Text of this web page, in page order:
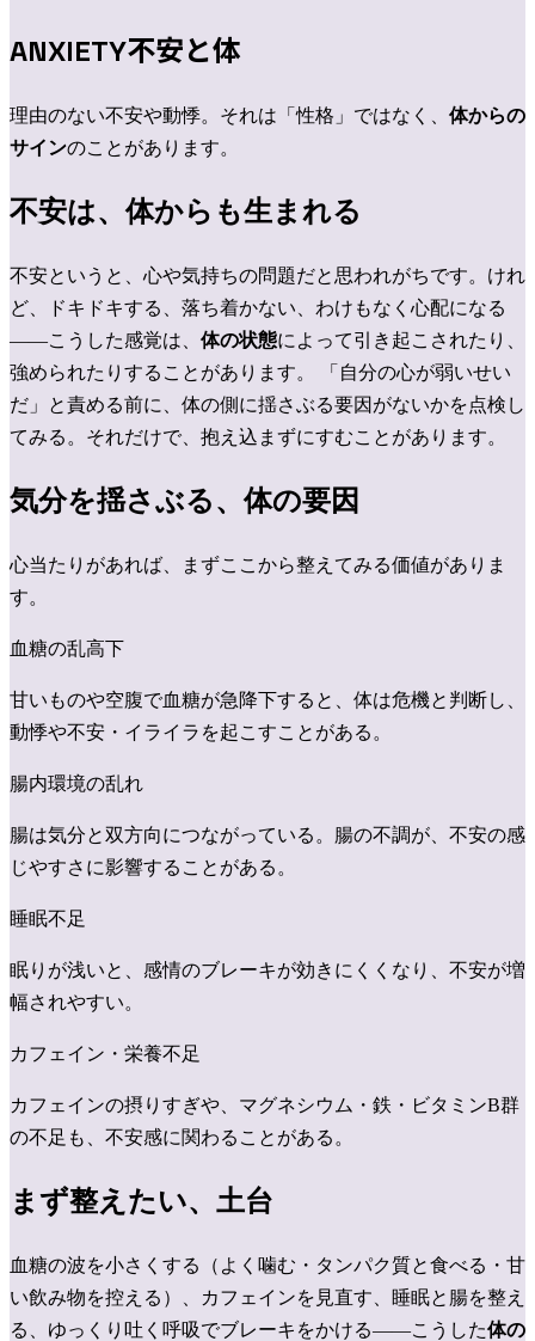
ANXIETY不安と体
理由のない不安や動悸。それは「性格」ではなく、 体からの
サインのことがあります。
不安は、体からも生まれる
不安というと、心や気持ちの問題だと思われがちです。けれ
ど、ドキドキする、落ち着かない、わけもなく心配になる
——こうした感覚は、 体の状態によって引き起こされたり、
強められたりすることがあります。
「自分の心が弱いせい
だ」と責める前に、体の側に揺さぶる要因がないかを点検し
てみる。それだけで、抱え込まずにすむことがあります。
気分を揺さぶる、体の要因
心当たりがあれば、まずここから整えてみる価値がありま
す。
血糖の乱高下
甘いものや空腹で血糖が急降下すると、体は危機と判断し、
動悸や不安・イライラを起こすことがある。
腸内環境の乱れ
腸は気分と双方向につながっている。腸の不調が、不安の感
じやすさに影響することがある。
睡眠不足
眠りが浅いと、感情のブレーキが効きにくくなり、不安が増
幅されやすい。
カフェイン・栄養不足
カフェインの摂りすぎや、マグネシウム・鉄・ビタミンB群
の不足も、不安感に関わることがある。
まず整えたい、土台
血糖の波を小さくする（よく噛む・タンパク質と食べる・甘
い飲み物を控える）、カフェインを見直す、睡眠と腸を整え
る、ゆっくり吐く呼吸でブレーキをかける——こうした体の